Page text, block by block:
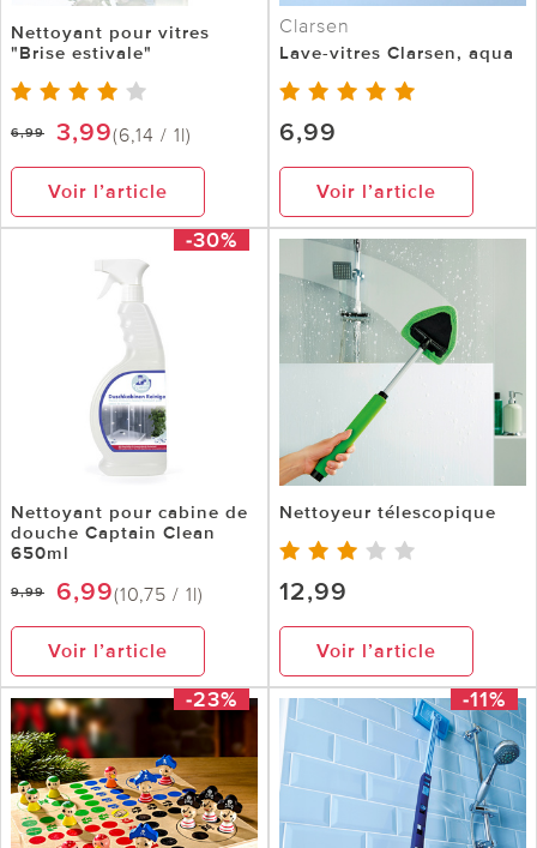
Nettoyant pour vitres
"Brise estivale"
6,99 3,99(6,14 / 1l)
Voir l’article
Clarsen
Lave-vitres Clarsen, aqua
6,99
Voir l’article
-30%
Nettoyant pour cabine de
douche Captain Clean
650ml
9,99 6,99(10,75 / 1l)
Voir l’article
Nettoyeur télescopique
12,99
Voir l’article
-23% -11%